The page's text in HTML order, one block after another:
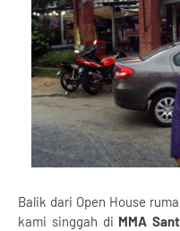
Balik dari Open House
kami singgah di MMA